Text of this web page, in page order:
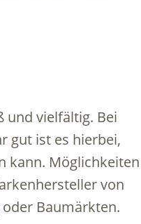
und vielfältig. Bei
gut ist es hierbei,
kann. Möglichkeiten
von
Baumärkten.